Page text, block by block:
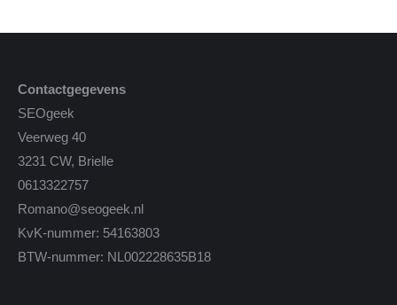
Contactgegevens
SEOgeek
Veerweg 40
3231 CW, Brielle
0613322757
Romano@seogeek.nl
KvK-nummer: 54163803
BTW-nummer: NL002228635B18